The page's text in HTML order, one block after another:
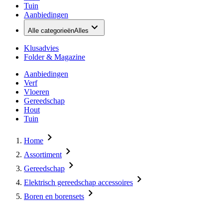
Tuin
Aanbiedingen
Alle categorieënAlles
Klusadvies
Folder & Magazine
Aanbiedingen
Verf
Vloeren
Gereedschap
Hout
Tuin
Home
Assortiment
Gereedschap
Elektrisch gereedschap accessoires
Boren en borensets